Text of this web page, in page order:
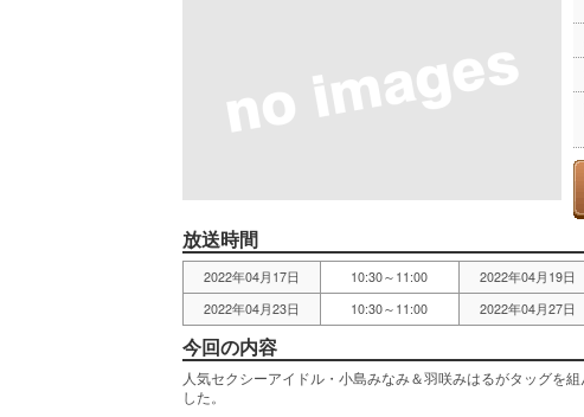
放送時間
2022年04月17日 10:30～11:00 2022年04月19日
2022年04月23日
10:30～11:00 2022年04月27日
今回の内容
人気セクシーアイドル・小島みなみ＆羽咲みはるがタッグを
した。